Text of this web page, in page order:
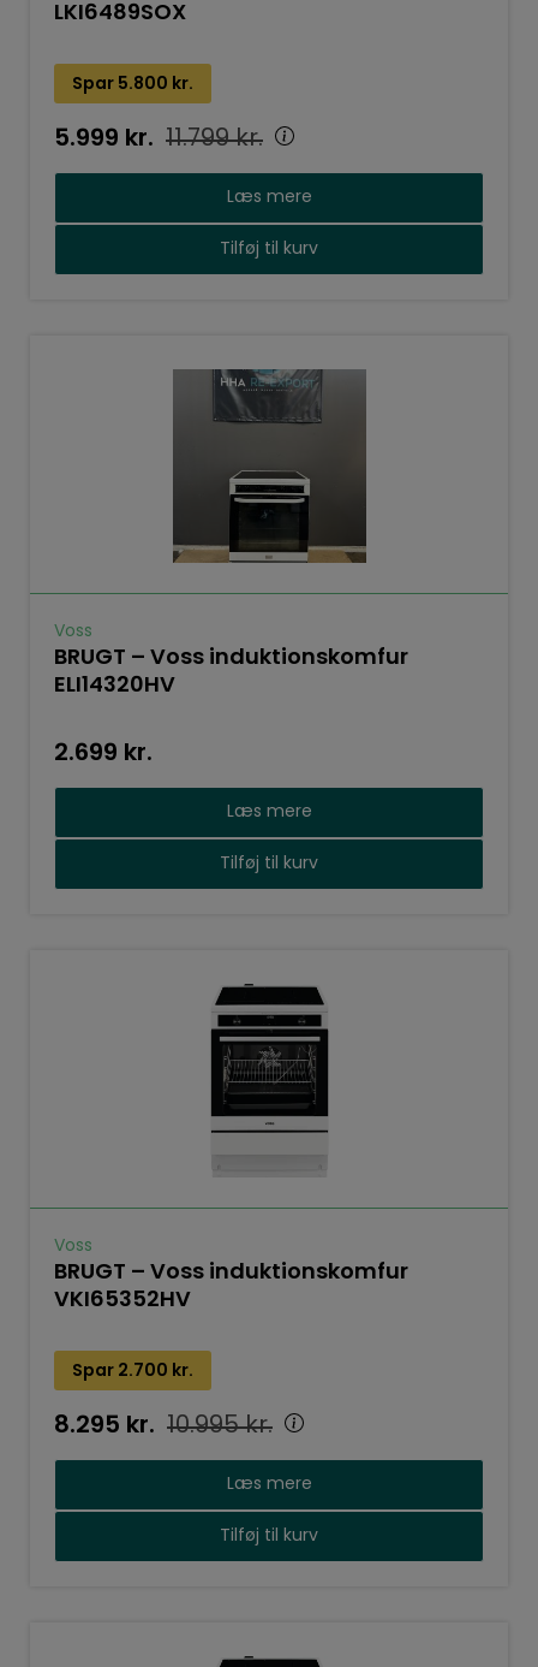
LKI6489SOX
Spar 5.800 kr.
11.799kr.
5.999 kr.
Læs mere
Tilføj til kurv
Voss
BRUGT – Voss induktionskomfur
ELI14320HV
2.699 kr.
Læs mere
Tilføj til kurv
Voss
BRUGT – Voss induktionskomfur
VKI65352HV
Spar 2.700 kr.
10.995kr.
8.295 kr.
Læs mere
Tilføj til kurv